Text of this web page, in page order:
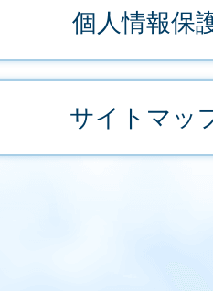
個人情報保
サイトマッ